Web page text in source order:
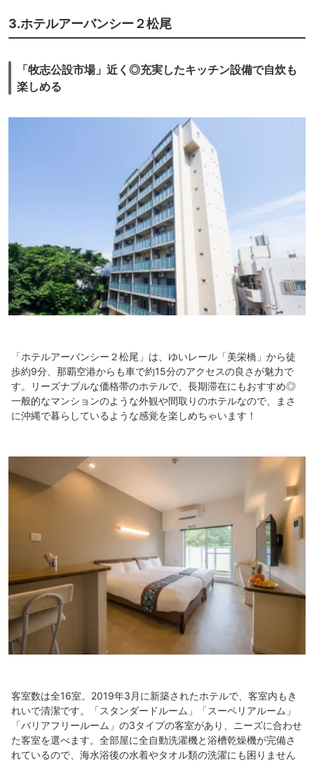
3.ホテルアーバンシー２松尾
「牧志公設市場」近く◎充実したキッチン設備で自炊も
楽しめる
「ホテルアーバンシー２松尾」は、ゆいレール「美栄橋」から徒
歩約9分、那覇空港からも車で約15分のアクセスの良さが魅力で
す。リーズナブルな価格帯のホテルで、長期滞在にもおすすめ◎
一般的なマンションのような外観や間取りのホテルなので、まさ
に沖縄で暮らしているような感覚を楽しめちゃいます！
客室数は全16室。2019年3月に新築されたホテルで、客室内もき
れいで清潔です。「スタンダードルーム」「スーペリアルーム」
「バリアフリールーム」の3タイプの客室があり、ニーズに合わせ
た客室を選べます。全部屋に全自動洗濯機と浴槽乾燥機が完備さ
れているので、海水浴後の水着やタオル類の洗濯にも困りません